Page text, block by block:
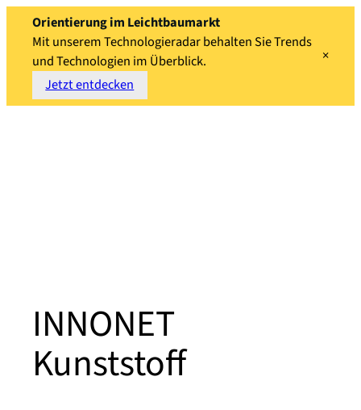
Orientierung im Leichtbaumarkt
Mit unserem Technologieradar behalten Sie Trends
und Technologien im Überblick.
Jetzt entdecken
×
INNONET
Kunststoff